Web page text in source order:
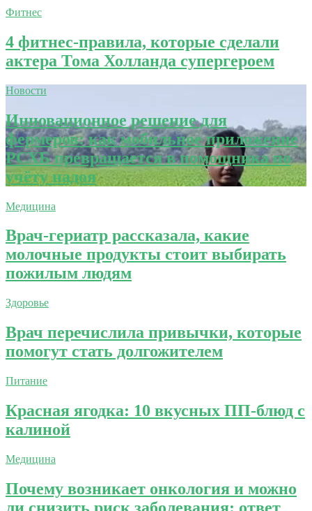
Фитнес
4 фитнес-правила, которые сделали
актера Тома Холланда супергероем
Новости
Инновационное решение для
фермеров: как мобильное приложение
РСХБ превращается в помощника по
учёту надоя
Медицина
Врач-гериатр рассказала, какие
молочные продукты стоит выбирать
пожилым людям
Здоровье
Врач перечислила привычки, которые
помогут стать долгожителем
Питание
Красная ягодка: 10 вкусных ПП-блюд с
калиной
Медицина
Почему возникает онкология и можно